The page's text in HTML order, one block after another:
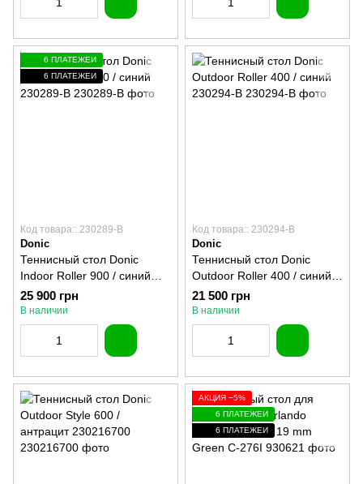
6 ПЛАТЕЖЕЙ
6 ПЛАТЕЖЕЙ
Код товара:: 230289-B
Donic
Теннисный стол Donic
Indoor Roller 900 / синий
230289-B
25 900 грн
В наличии
Код товара:: 230294-B
Donic
Теннисный стол Donic
Outdoor Roller 400 / синий
230294-B
21 500 грн
В наличии
АКЦИЯ −5%
6 ПЛАТЕЖЕЙ
6 ПЛАТЕЖЕЙ